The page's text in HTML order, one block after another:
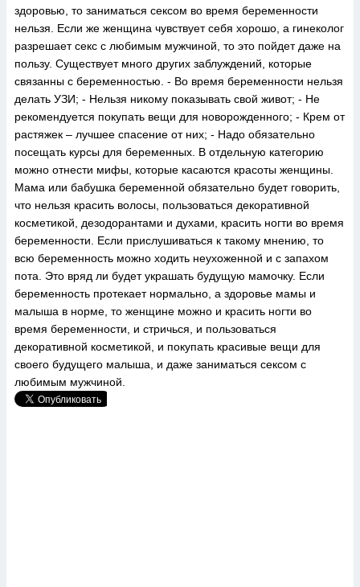
здоровью, то заниматься сексом во время беременности
нельзя. Если же женщина чувствует себя хорошо, а гинеколог
разрешает секс с любимым мужчиной, то это пойдет даже на
пользу. Существует много других заблуждений, которые
связанны с беременностью. - Во время беременности нельзя
делать УЗИ; - Нельзя никому показывать свой живот; - Не
рекомендуется покупать вещи для новорожденного; - Крем от
растяжек – лучшее спасение от них; - Надо обязательно
посещать курсы для беременных. В отдельную категорию
можно отнести мифы, которые касаются красоты женщины.
Мама или бабушка беременной обязательно будет говорить,
что нельзя красить волосы, пользоваться декоративной
косметикой, дезодорантами и духами, красить ногти во время
беременности. Если прислушиваться к такому мнению, то
всю беременность можно ходить неухоженной и с запахом
пота. Это вряд ли будет украшать будущую мамочку. Если
беременность протекает нормально, а здоровье мамы и
малыша в норме, то женщине можно и красить ногти во
время беременности, и стричься, и пользоваться
декоративной косметикой, и покупать красивые вещи для
своего будущего малыша, и даже заниматься сексом с
любимым мужчиной.